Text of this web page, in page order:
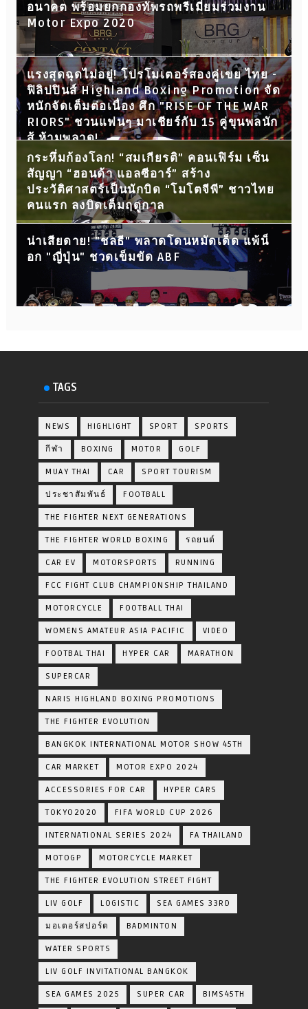
อนาคต พร้อมยกกองทัพรถพรีเมี่ยมร่วมงาน
Motor Expo 2020
แรงสุดฉุดไม่อยู่! โปรโมเตอร์สองคู่เขย ไทย -
ฟิลิปปินส์ Highland Boxing Promotion จัด
หนักจัดเต็มต่อเนื่อง ศึก "RISE OF THE WAR
RIORS" ชวนแฟนๆ มาเชียร์กับ 15 คู่ขุนพลนัก
สู้ ห้ามพลาด!
กระหึ่มก้องโลก! “สมเกียรติ” คอนเฟิร์ม เซ็น
สัญญา “ฮอนด้า แอลซีอาร์” สร้าง
ประวัติศาสตร์เป็นนักบิด “โมโตจีพี” ชาวไทย
คนแรก ลงบิดเต็มฤดูกาล
น่าเสียดาย! "ชลธี" พลาดโดนหมัดเด็ด แพ้น็
อก "ญี่ปุ่น" ชวดเข็มขัด ABF
TAGS
NEWS HIGHLIGHT SPORT SPORTS
กีฬา BOXING MOTOR GOLF
MUAY THAI CAR SPORT TOURISM
ประชาสัมพันธ์ FOOTBALL
THE FIGHTER NEXT GENERATIONS
THE FIGHTER WORLD BOXING รถยนต์
CAR EV MOTORSPORTS RUNNING
FCC FIGHT CLUB CHAMPIONSHIP THAILAND
MOTORCYCLE FOOTBALL THAI
WOMENS AMATEUR ASIA PACIFIC VIDEO
FOOTBAL THAI HYPER CAR MARATHON
SUPERCAR
NARIS HIGHLAND BOXING PROMOTIONS
THE FIGHTER EVOLUTION
BANGKOK INTERNATIONAL MOTOR SHOW 45TH
CAR MARKET MOTOR EXPO 2024
ACCESSORIES FOR CAR HYPER CARS
TOKYO2020 FIFA WORLD CUP 2026
INTERNATIONAL SERIES 2024 FA THAILAND
MOTOGP MOTORCYCLE MARKET
THE FIGHTER EVOLUTION STREET FIGHT
LIV GOLF LOGISTIC SEA GAMES 33RD
มอเตอร์สปอร์ต BADMINTON
WATER SPORTS
LIV GOLF INVITATIONAL BANGKOK
SEA GAMES 2025 SUPER CAR BIMS45TH